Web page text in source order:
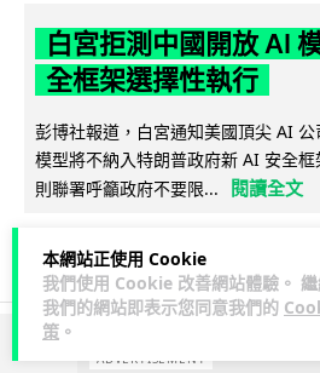
本網站正使用 Cookie
我們使用 Cookie 改善網站體驗。
我們的網站即表示您同意我們的
策 。
白宮拒測中國開放 AI
全框架選擇性執行
彭博社報道，白宮通知美國頂尖 AI
模型將不納入特朗普政府新 AI 安全
則聯署呼籲政府不要限...
閱讀全文
ADVERTISEMENT